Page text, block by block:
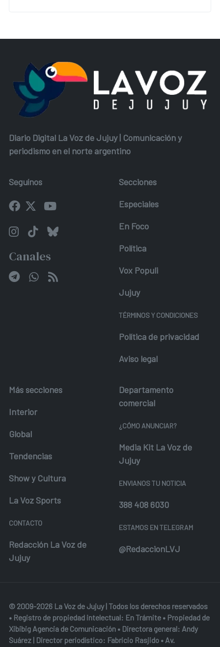
Diario Digital La Voz de Jujuy | Comunicación y
periodismo en el norte argentino
Seguínos
Canales
Secciones
Especiales
En Foco
Política
Vox Populi
Jujuy
TÉRMINOS Y CONDICIONES
Política de privacidad
Aviso legal
Más secciones
Interior
Global
Tendencias
Show y Cultura
La Voz Sports
CONTACTO
Redacción La Voz de
Jujuy
Departamento
comercial
¿CÓMO ANUNCIAR?
Media Kit La Voz de
Jujuy
ENVIANOS TU NOTICIA
388 408 6030
ESTAMOS EN TELEGRAM
@RedaccionLVJ
© 2009-2026 La Voz de Jujuy | Todos los derechos reservados
• Registro de propiedad intelectual: En Trámite • Propiedad de
Xibibig Agencia de Comunicación • Directora general: Andy
Suárez | Director periodístico: Fabricio Rasjido • Av.